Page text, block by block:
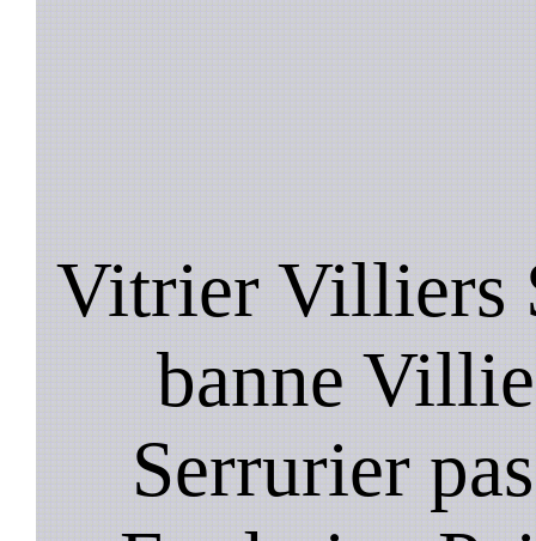
Vitrier Villiers
banne
Serrurier